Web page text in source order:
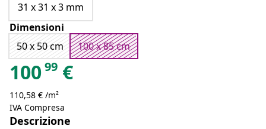
31 x 31 x 3 mm
Dimensioni
50 x 50 cm
100 x 85 cm
10099 €
110,58 € /m²
IVA Compresa
Descrizione